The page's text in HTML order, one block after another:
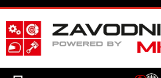
Přejít
na
obsah